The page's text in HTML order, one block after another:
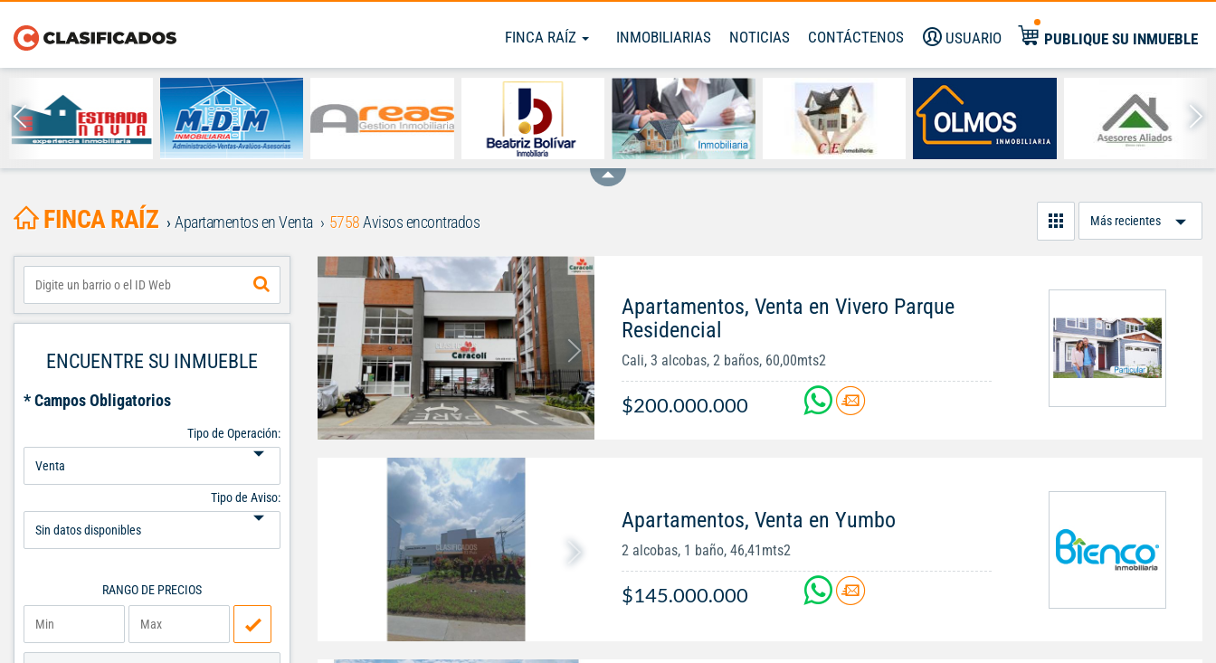
FINCA RAÍZ INMOBILIARIAS NOTICIAS CONTÁCTENOS USUARIO PUBLIQUE SU INMUEBLE
FINCA RAÍZ Apartamentos en Venta 5758Avisos encontrados
Apartamentos, Venta en Vivero Parque
Residencial
Cali, 3 alcobas, 2 baños, 60,00mts2
$200.000.000
Apartamentos, Venta en Yumbo
2 alcobas, 1 baño, 46,41mts2
$145.000.000
ENCUENTRE SU INMUEBLE
* Campos Obligatorios
Tipo de Operación:
Tipo de Aviso:
RANGO DE PRECIOS